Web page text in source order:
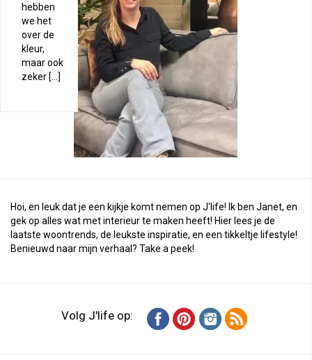
hebben
we het
over de
kleur,
maar ook
zeker […]
Hoi, en leuk dat je een kijkje komt nemen op J'life! Ik ben Janet, en
gek op alles wat met interieur te maken heeft! Hier lees je de
laatste woontrends, de leukste inspiratie, en een tikkeltje lifestyle!
Benieuwd naar mijn verhaal? Take a peek!
Volg J'life op: